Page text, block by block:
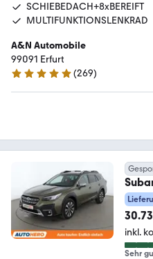
SCHIEBEDACH+8xBEREIFT
MULTIFUNKTIONSLENKRAD
A&N Automobile
99091 Erfurt
4.9 Sterne
(269)
inkl.
Sehr